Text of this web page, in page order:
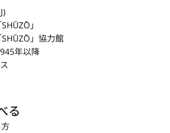
」
」協力館
年以降
る